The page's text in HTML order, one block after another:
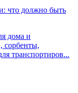
что должно быть
дома и
сорбенты,
транспортиров...